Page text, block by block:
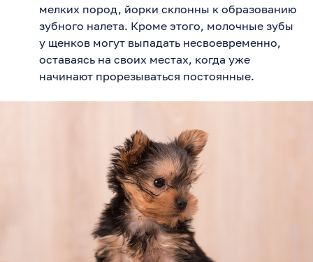
мелких пород, йорки склонны к образованию
зубного налета. Кроме этого, молочные зубы
у щенков могут выпадать несвоевременно,
оставаясь на своих местах, когда уже
начинают прорезываться постоянные.